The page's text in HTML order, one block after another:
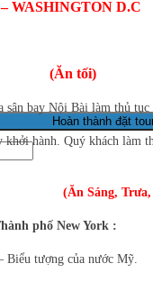
WASHINGTON D.C
(Ăn tối)
bay Nội Bài làm thủ
hành. Quý khách làm
(Ăn Sáng, Trưa,
phố New York :
tượng của nước Mỹ.